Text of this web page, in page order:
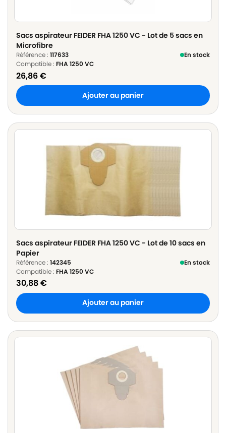
Sacs aspirateur FEIDER FHA 1250 VC - Lot de 5 sacs en
Microfibre
Référence : 117633
En stock
Compatible : FHA 1250 VC
26,86€
Ajouter au panier
Sacs aspirateur FEIDER FHA 1250 VC - Lot de 10 sacs en
Papier
Référence : 142345
En stock
Compatible : FHA 1250 VC
30,88€
Ajouter au panier